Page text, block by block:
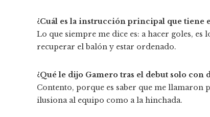
¿Cuál es la instrucción principal que tiene
Lo que siempre me dice es: a hacer goles,
recuperar el balón y estar ordenado.
¿Qué le dijo Gamero tras el debut solo con
Contento, porque es saber que me llamaron
ilusiona al equipo como a la hinchada.